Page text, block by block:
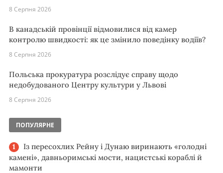
8 Серпня 2026
В канадській провінції відмовилися від камер
контролю швидкості: як це змінило поведінку водіїв?
8 Серпня 2026
Польська прокуратура розслідує справу щодо
недобудованого Центру культури у Львові
8 Серпня 2026
ПОПУЛЯРНЕ
Із пересохлих Рейну і Дунаю виринають «голодні
камені», давньоримські мости, нацистські кораблі й
мамонти